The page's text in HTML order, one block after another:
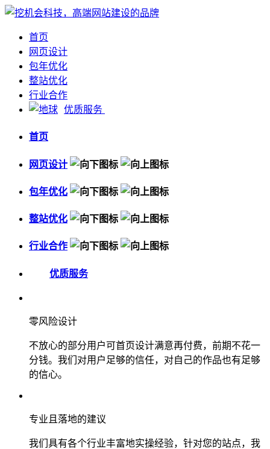
首页
网页设计
包年优化
整站优化
行业合作
优质服务
首页
网页设计
包年优化
整站优化
行业合作
优质服务
零风险设计
不放心的部分用户可首页设计满意再付费，前期不花一
分钱。我们对用户足够的信任，对自己的作品也有足够
的信心。
专业且落地的建议
我们具有各个行业丰富地实操经验，针对您的站点，我